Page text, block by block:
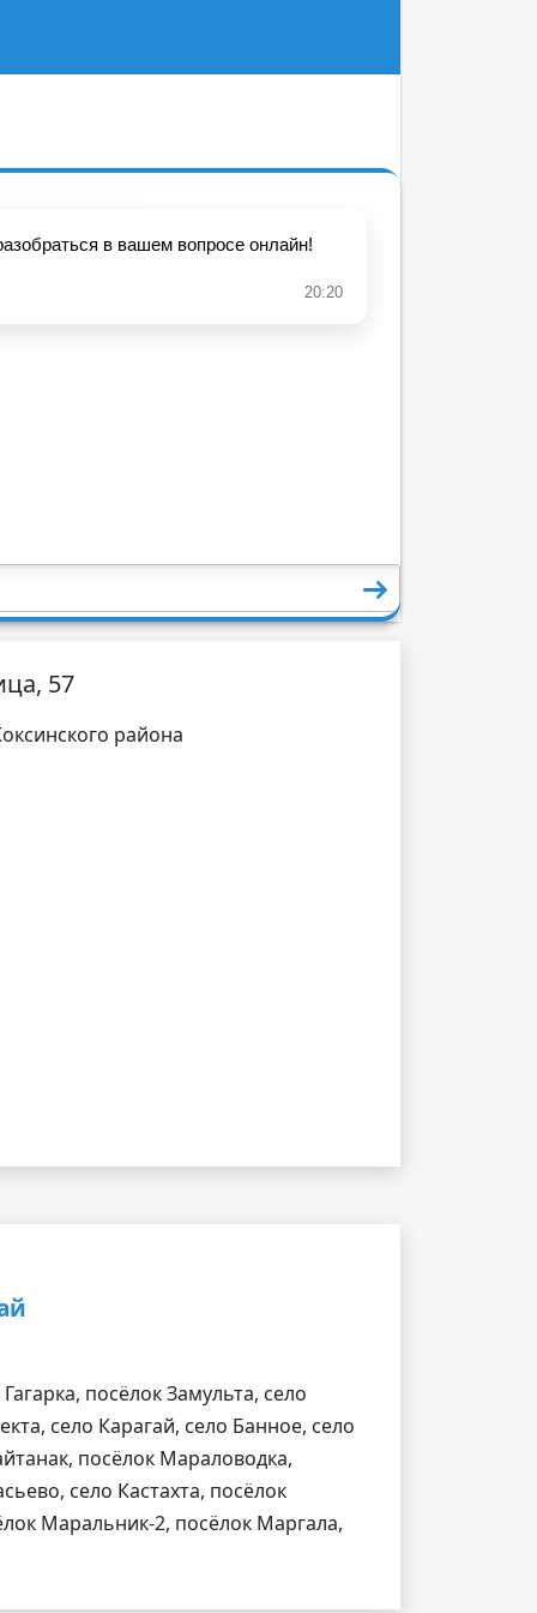
57
посёлок Замульта, село
село Карагай, село Банное, село
посёлок Мараловодка,
село Кастахта, посёлок
Маральник-2, посёлок Маргала,